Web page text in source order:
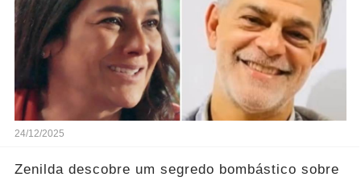
24/12/2025
Zenilda descobre um segredo bombástico sobre